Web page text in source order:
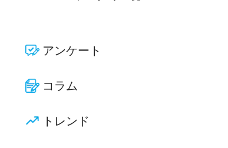
アンケート
コラム
トレンド